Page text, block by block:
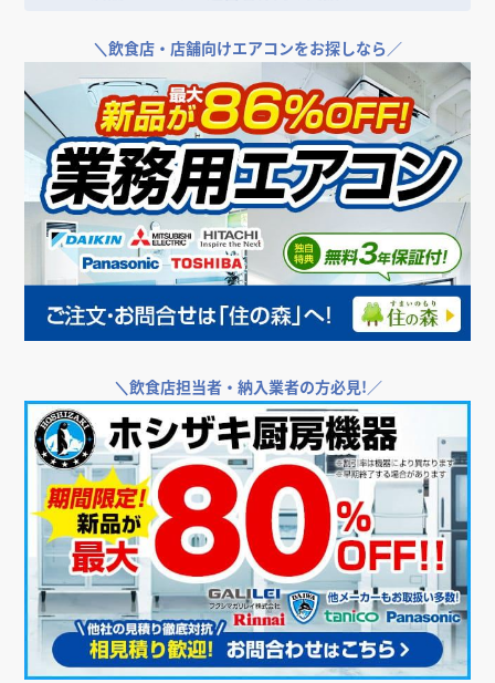
＼飲食店・店舗向けエアコンをお探しなら／
＼飲食店担当者・納入業者の方必見!／